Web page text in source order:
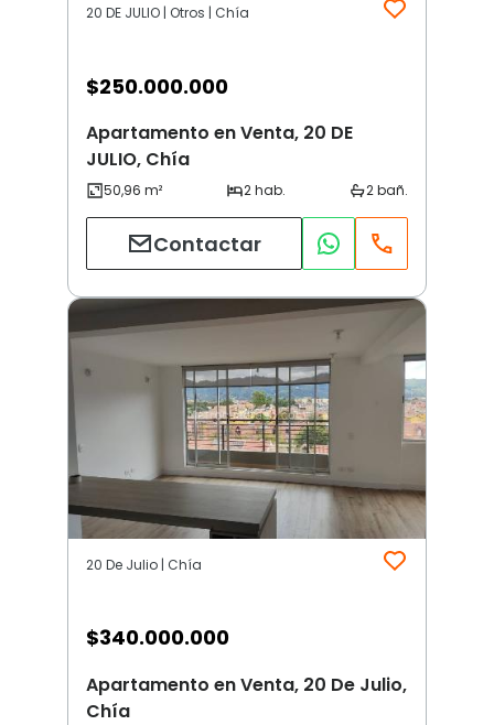
20 DE JULIO | Otros | Chía
$250.000.000
Apartamento en Venta, 20 DE
JULIO, Chía
Contactar
20 De Julio | Chía
$340.000.000
Apartamento en Venta, 20 De Julio,
Chía